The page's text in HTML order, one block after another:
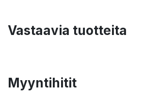
Vastaavia tuotteita
Myyntihitit